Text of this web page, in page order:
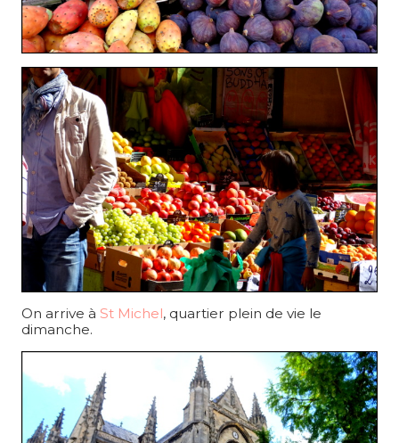
On arrive à St Michel, quartier plein de vie le
dimanche.